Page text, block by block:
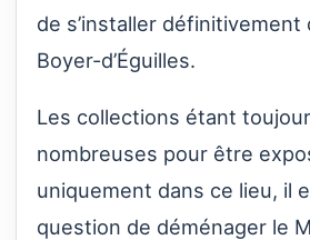
de s’installer définitivement
Boyer-d’Éguilles.
Les collections étant
nombreuses pour être
uniquement dans ce lieu, il
question de déménager le